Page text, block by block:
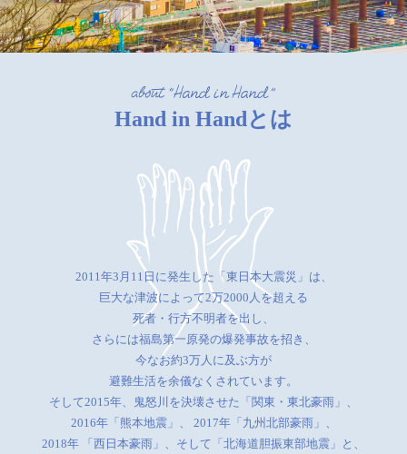
Hand in Handとは
2011年3月11日に発生した「東日本大震災」は、
巨大な津波によって2万2000人を超える
死者・行方不明者を出し、
さらには福島第一原発の爆発事故を招き、
今なお約3万人に及ぶ方が
避難生活を余儀なくされています。
そして2015年、鬼怒川を決壊させた「関東・東北豪雨」、
2016年「熊本地震」、
2017年「九州北部豪雨」、
2018年 「西日本豪雨」、そして「北海道胆振東部地震」と、